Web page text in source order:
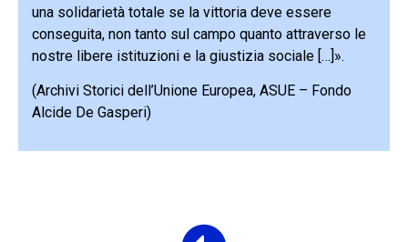
una solidarietà totale se la vittoria deve essere
conseguita, non tanto sul campo quanto attraverso le
nostre libere istituzioni e la giustizia sociale […]».
(Archivi Storici dell’Unione Europea, ASUE – Fondo
Alcide De Gasperi)